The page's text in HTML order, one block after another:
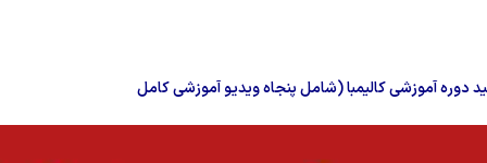
دوره آموزشی کالیمبا (شامل پنجاه ویدیو آموزشی کامل